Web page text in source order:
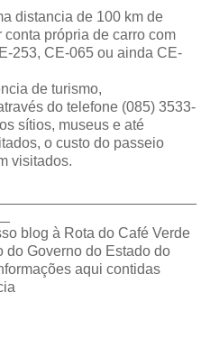
distancia de 100 km de
própria de carro com
253, CE-065 ou ainda CE-
de turismo,
do telefone (085) 3533-
sítios, museus e até
o custo do passeio
visitados.
blog à Rota do Café Verde
do Governo do Estado do
aqui contidas